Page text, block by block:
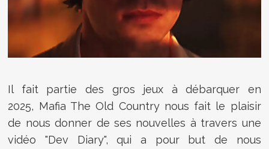
Il fait partie des gros jeux à débarquer en
2025, Mafia The Old Country nous fait le plaisir
de nous donner de ses nouvelles à travers une
vidéo "Dev Diary", qui a pour but de nous